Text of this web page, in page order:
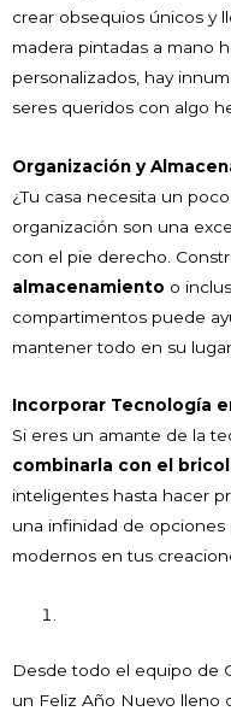
crear obsequios únicos y
madera pintadas a mano
personalizados, hay
seres queridos con algo
Organización y
¿Tu casa necesita un
organización son una
con el pie derecho.
almacenamiento o
compartimentos puede
mantener todo en su lugar.
Incorporar Tecnología
Si eres un amante de la
combinarla con el
inteligentes hasta hacer
una infinidad de opciones
modernos en tus
Desde todo el equipo de
un Feliz Año Nuevo lleno